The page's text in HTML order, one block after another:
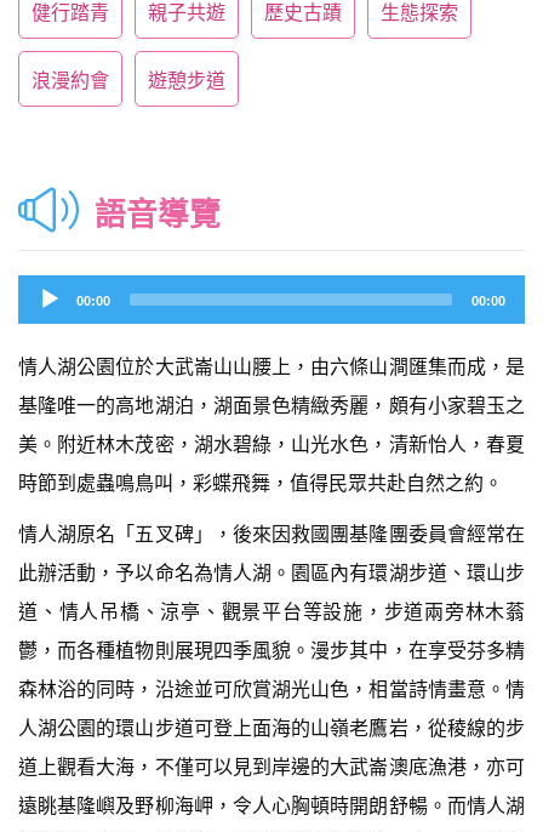
健行踏青 親子共遊 歷史古蹟 生態探索
浪漫約會 遊憩步道
語音導覽
Audio
Player
00:00 00:00
情人湖公園位於大武崙山山腰上，由六條山澗匯集而成，是
基隆唯一的高地湖泊，湖面景色精緻秀麗，頗有小家碧玉之
美。附近林木茂密，湖水碧綠，山光水色，清新怡人，春夏
時節到處蟲鳴鳥叫，彩蝶飛舞，值得民眾共赴自然之約。
情人湖原名「五叉碑」，後來因救國團基隆團委員會經常在
此辦活動，予以命名為情人湖。園區內有環湖步道、環山步
道、情人吊橋、涼亭、觀景平台等設施，步道兩旁林木蓊
鬱，而各種植物則展現四季風貌。漫步其中，在享受芬多精
森林浴的同時，沿途並可欣賞湖光山色，相當詩情畫意。情
人湖公園的環山步道可登上面海的山嶺老鷹岩，從稜線的步
道上觀看大海，不僅可以見到岸邊的大武崙澳底漁港，亦可
遠眺基隆嶼及野柳海岬，令人心胸頓時開朗舒暢。而情人湖